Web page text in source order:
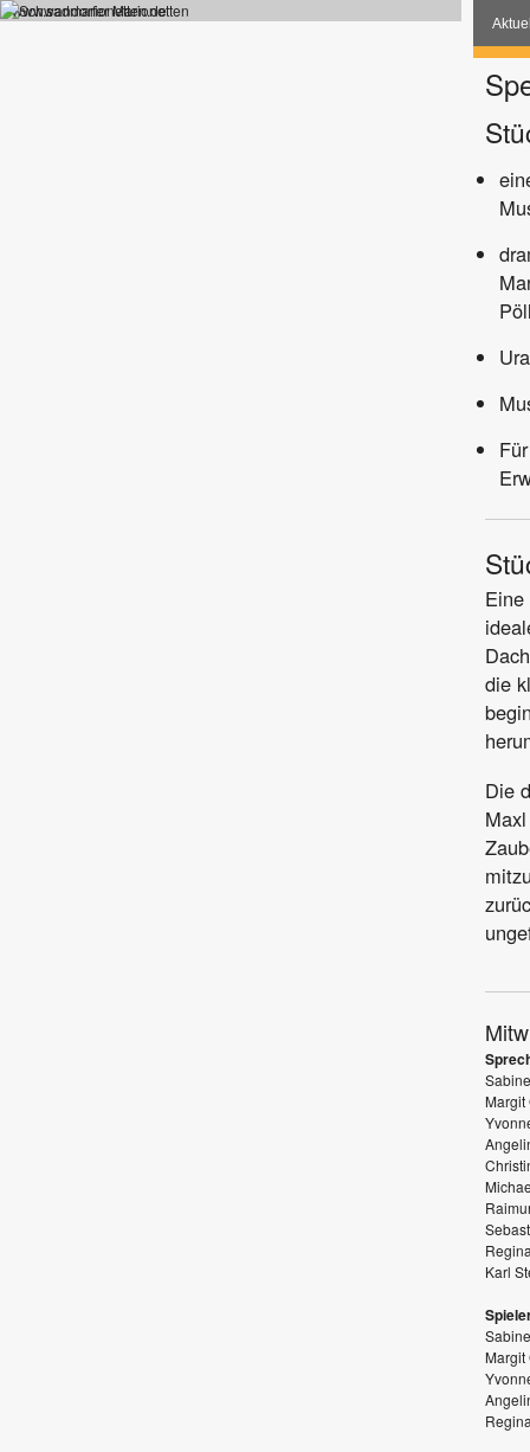
www.sadmarionetten.de
die
Die
Margit
Karl
Margit